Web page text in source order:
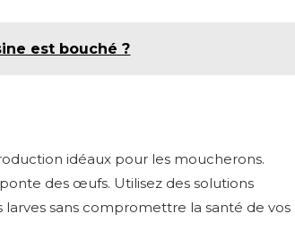
est bouché ?
idéaux pour les moucherons.
ponte des œufs. Utilisez des solutions
sans compromettre la santé de vos